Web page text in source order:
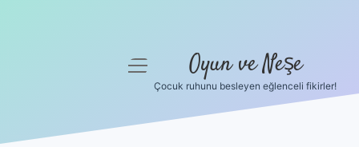
menüyü
Oyun ve Neşe
Çocuk ruhunu besleyen eğlenceli fikirler!